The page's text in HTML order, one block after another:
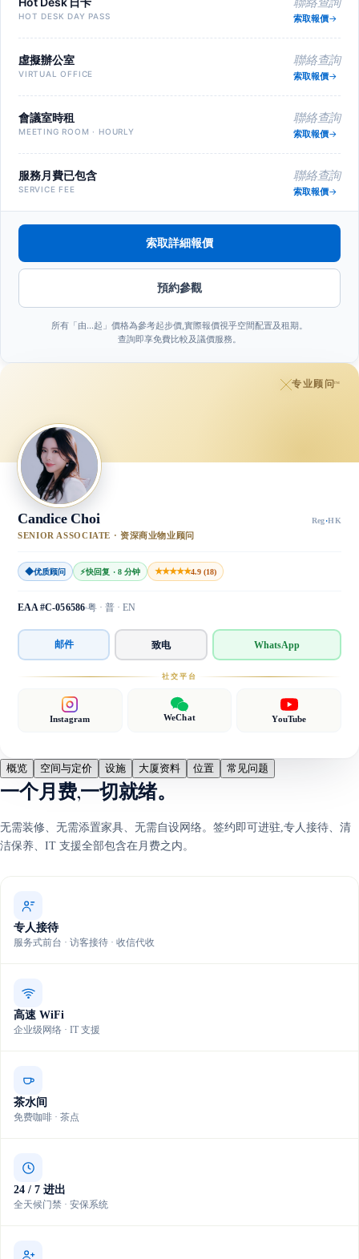
HOT DESK DAY PASS 索取報價
虛擬辦公室
VIRTUAL OFFICE
聯絡查詢
索取報價
會議室時租
MEETING ROOM · HOURLY
聯絡查詢
索取報價
服務月費已包含
SERVICE FEE
聯絡查詢
索取報價
索取詳細報價
預約參觀
所有「由…起」價格為參考起步價,實際報價視乎空間配置及租期。
查詢即享免費比較及議價服務。
专业顾问™
Candice Choi Reg·HK
SENIOR ASSOCIATE · 资深商业物业顾问
◆优质顾问 ⚡快回复 · 8 分钟 ★★★★★4.9 (18)
EAA #C-056586 粤 · 普 · EN
邮件 致电 WhatsApp
社交平台
Instagram WeChat YouTube
概览 空间与定价 设施 大厦资料 位置 常见问题
一个月费,一切就绪。
无需装修、无需添置家具、无需自设网络。签约即可进驻,专人接待、清
洁保养、IT 支援全部包含在月费之内。
专人接待
服务式前台 · 访客接待 · 收信代收
高速 WiFi
企业级网络 · IT 支援
茶水间
免费咖啡 · 茶点
24 / 7 进出
全天候门禁 · 安保系统